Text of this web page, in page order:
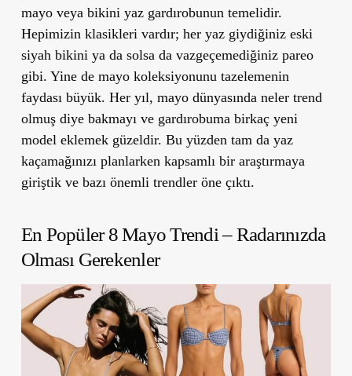
mayo veya bikini yaz gardırobunun temelidir.
Hepimizin klasikleri vardır; her yaz giydiğiniz eski
siyah bikini ya da solsa da vazgeçemediğiniz pareo
gibi. Yine de mayo koleksiyonunu tazelemenin
faydası büyük. Her yıl, mayo dünyasında neler trend
olmuş diye bakmayı ve gardırobuma birkaç yeni
model eklemek güzeldir. Bu yüzden tam da yaz
kaçamağınızı planlarken kapsamlı bir araştırmaya
giriştik ve bazı önemli trendler öne çıktı.
En Popüler 8 Mayo Trendi – Radarınızda
Olması Gerekenler